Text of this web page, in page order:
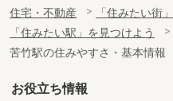
住宅・不動産
「住みたい街
「住みたい駅」を見つけよう
苦竹駅の住みやすさ・基本情報
お役立ち情報